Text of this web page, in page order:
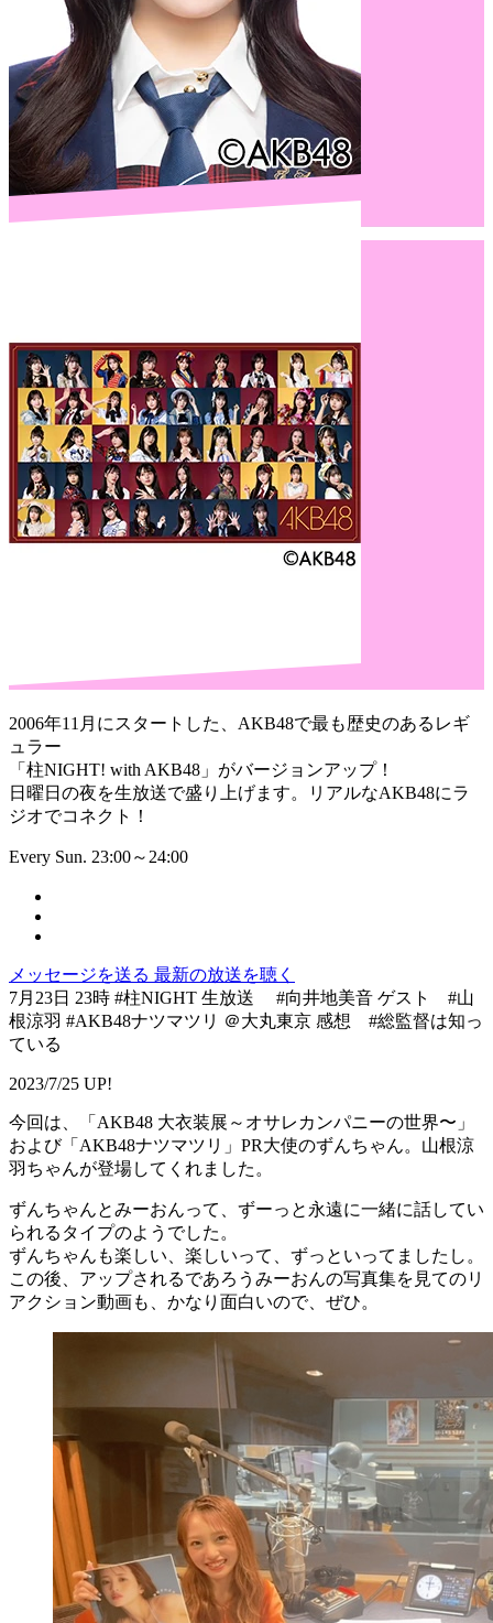
2006年11月にスタートした、AKB48で最も歴史のあるレギ
ュラー
「柱NIGHT! with AKB48」がバージョンアップ！
日曜日の夜を生放送で盛り上げます。リアルなAKB48にラ
ジオでコネクト！
Every Sun. 23:00～24:00
メッセージを送る 最新の放送を聴く
7月23日 23時 #柱NIGHT 生放送 #向井地美音 ゲスト #山
根涼羽 #AKB48ナツマツリ ＠大丸東京 感想 #総監督は知っ
ている
2023/7/25 UP!
今回は、「AKB48 大衣装展～オサレカンパニーの世界〜」
および「AKB48ナツマツリ」PR大使のずんちゃん。山根涼
羽ちゃんが登場してくれました。
ずんちゃんとみーおんって、ずーっと永遠に一緒に話してい
られるタイプのようでした。
ずんちゃんも楽しい、楽しいって、ずっといってましたし。
この後、アップされるであろうみーおんの写真集を見てのリ
アクション動画も、かなり面白いので、ぜひ。